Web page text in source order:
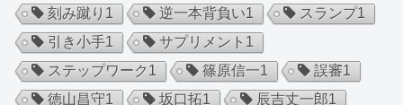
刻み蹴り 1 逆一本背負い1 スランプ1
引き小手1 サプリメント 1
ステップワーク1 篠原信一1 誤審1
徳山昌守1 坂口拓1 辰吉丈一郎1